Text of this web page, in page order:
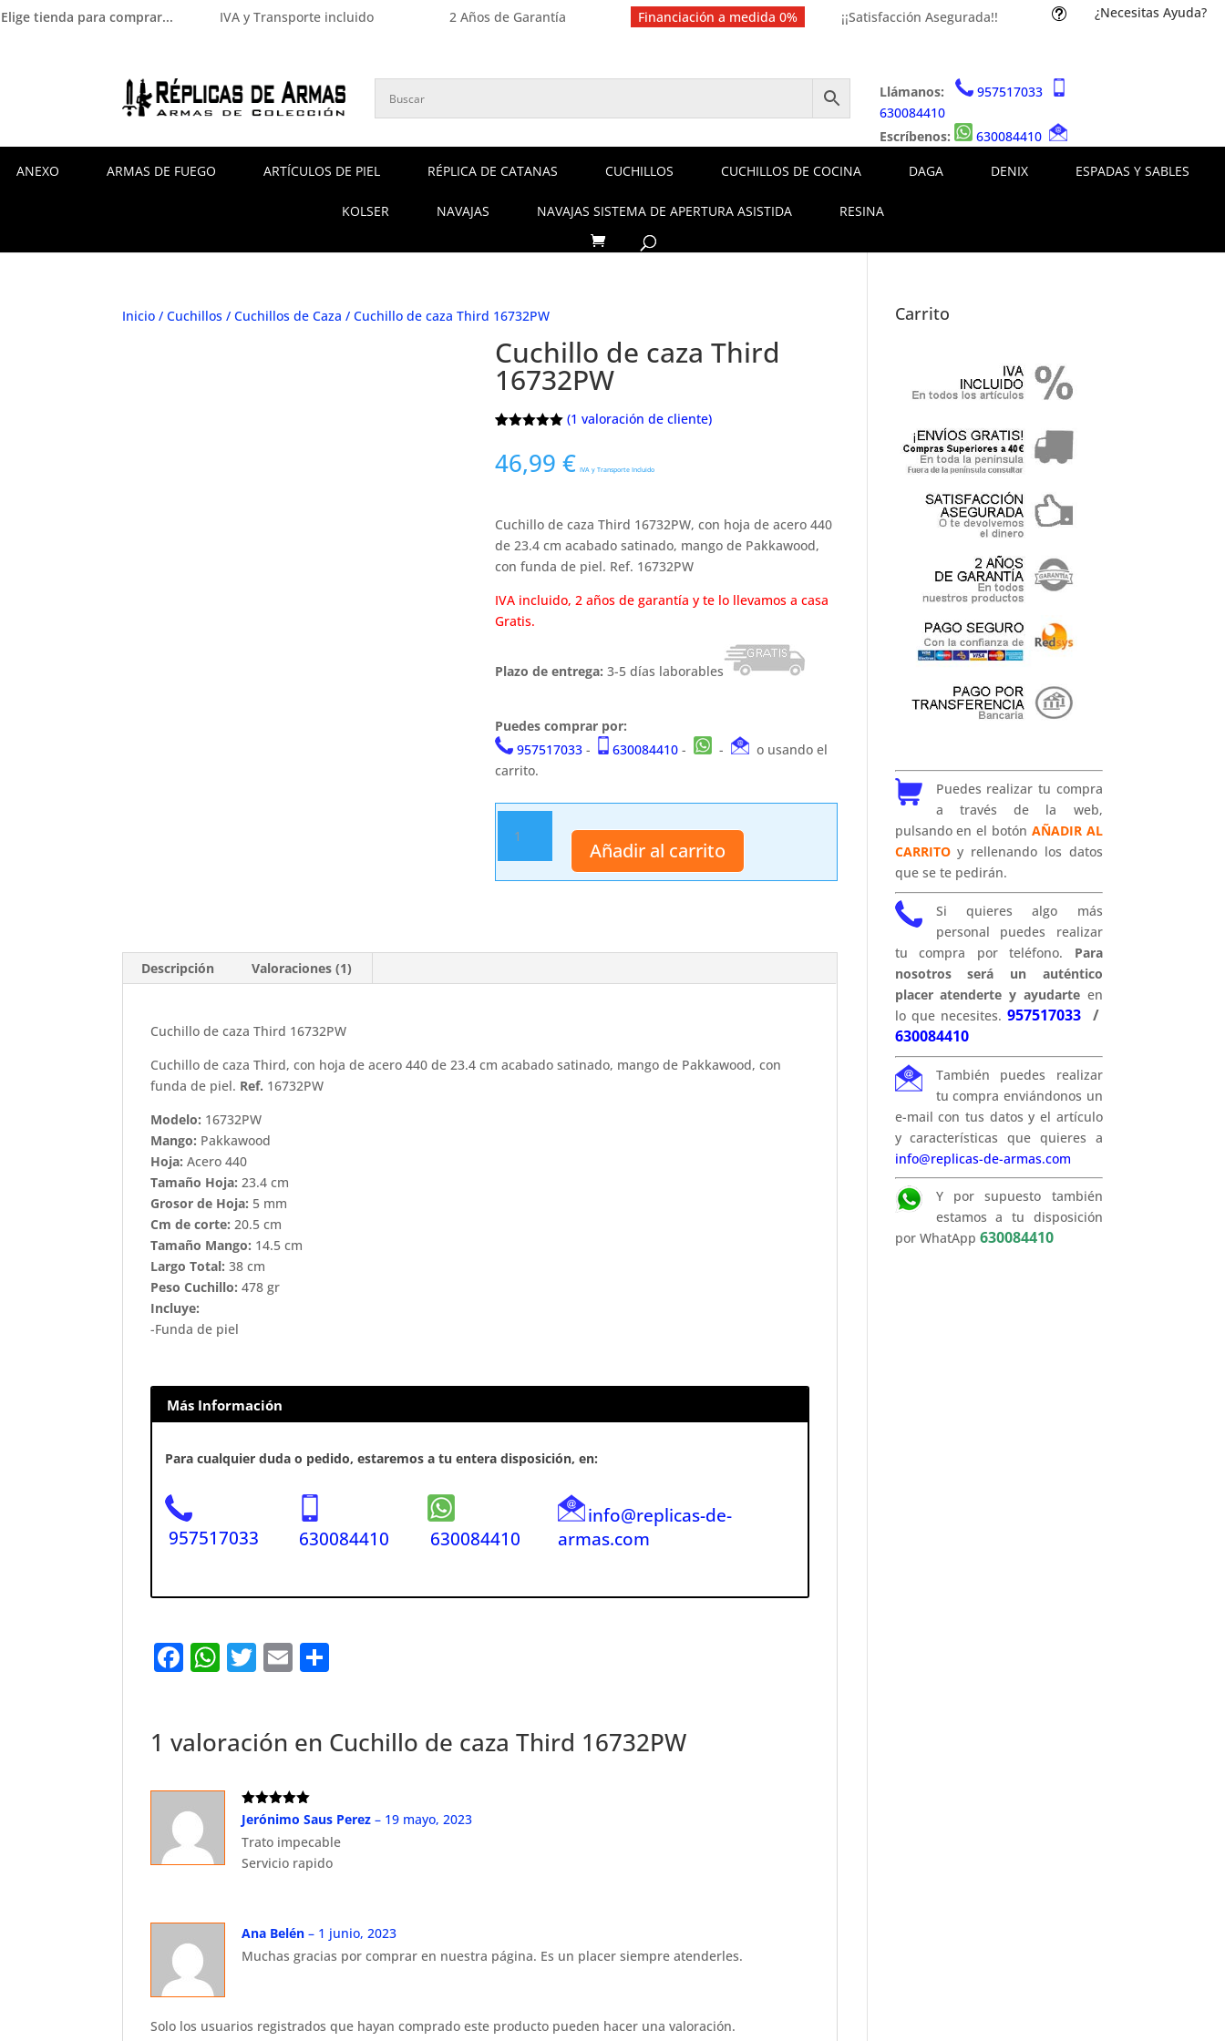
Elige tienda para comprar... IVA y Transporte incluido 2 Años de Garantía Financiación a medida 0% ¡¡Satisfacción Asegurada!! t ¿Necesitas Ayuda?
Llámanos:
957517033
630084410
Escríbenos:
630084410
ANEXO ARMAS DE FUEGO ARTÍCULOS DE PIEL RÉPLICA DE CATANAS CUCHILLOS CUCHILLOS DE COCINA DAGA DENIX ESPADAS Y SABLES
KOLSER NAVAJAS NAVAJAS SISTEMA DE APERTURA ASISTIDA RESINA
Inicio /Cuchillos /Cuchillos de Caza / Cuchillo de caza Third 16732PW
Cuchillo de caza Third
16732PW
5 en base
valoración
(1 valoración de cliente)
46,99 € IVA y Transporte Incluido
Cuchillo de caza Third 16732PW, con hoja de acero 440
de 23.4 cm acabado satinado, mango de Pakkawood,
con funda de piel. Ref. 16732PW
IVA incluido, 2 años de garantía y te lo llevamos a casa
Gratis.
Plazo de entrega: 3-5 días laborables
Puedes comprar por:
957517033- 630084410- -
o usando el
carrito.
caza
Third
Añadir al carrito
Descripción Valoraciones (1)
Cuchillo de caza Third 16732PW
Cuchillo de caza Third, con hoja de acero 440 de 23.4 cm acabado satinado, mango de Pakkawood, con
funda de piel. Ref. 16732PW
Modelo: 16732PW
Mango: Pakkawood
Hoja: Acero 440
Tamaño Hoja: 23.4 cm
Grosor de Hoja: 5 mm
Cm de corte: 20.5 cm
Tamaño Mango: 14.5 cm
Largo Total: 38 cm
Peso Cuchillo: 478 gr
Incluye:
-Funda de piel
Más Información
Para cualquier duda o pedido, estaremos a tu entera disposición, en:
957517033 630084410 630084410
info@replicas-de-
armas.com
F
e
o
o
k
W
s
p
T
te
E
l e
1 valoración en Cuchillo de caza Third 16732PW
Valorado
con
Jerónimo Saus Perez– 19 mayo, 2023
Trato impecable
Servicio rapido
Ana Belén– 1 junio, 2023
Muchas gracias por comprar en nuestra página. Es un placer siempre atenderles.
Solo los usuarios registrados que hayan comprado este producto pueden hacer una valoración.
Carrito
Puedes realizar tu compra
a través de la web,
pulsando en el botón AÑADIR AL
CARRITOy rellenando los datos
que se te pedirán.
Si quieres algo más
personal puedes realizar
tu compra por teléfono. Para
nosotros será un auténtico
placer atenderte y ayudarteen
lo que necesites.957517033 /
630084410
También puedes realizar
tu compra enviándonos un
e-mail con tus datos y el artículo
y características que quieres a
info@replicas-de-armas.com
Y por supuesto también
estamos a tu disposición
por WhatApp 630084410